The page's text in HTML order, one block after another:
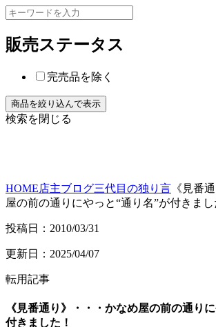
販売ステータス
完売品を除く
検索を閉じる
HOME店主ブログ三代目の独り言 《見番
屋の前の通りにやっと“通り名”が付きまし
投稿日：2010/03/31
更新日：2025/04/07
転用記事
《見番通り》・・・かなめ屋の前の通り
付きました！